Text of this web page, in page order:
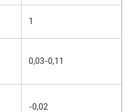
1
0,03-0,11
-0,02